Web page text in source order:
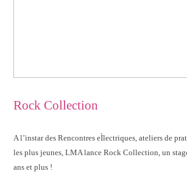
Rock Collection
A l’instar des Rencontres eÌlectriques, ateliers de
les plus jeunes, LMA lance Rock Collection, un
ans et plus !